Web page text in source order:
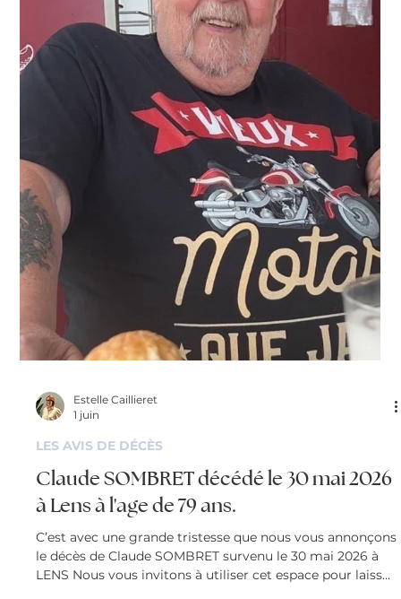
Estelle Caillieret
3 juin
LES AVIS DE DÉCÈS
Evelyne CIESIELSKI décédée le 30 mai
2026 à Mazingarbe à l'age de 66 ans.
C’est avec une grande tristesse que nous vous annonçons
le décès de Evelyne CIESIELSKI survenu le 30 mai 2026 à
laisser vos condoléances, partager des photos souvenirs,
une anecdote ou exprimer vos pensées à travers des
poèmes ou des textes.